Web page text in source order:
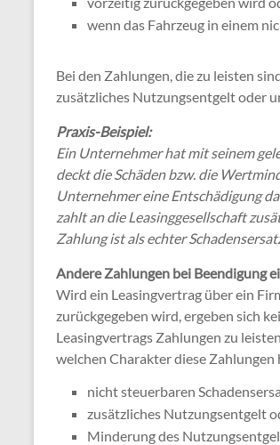
wenn das Fahrzeug in einem
Bei den Zahlungen, die zu leisten
zusätzliches Nutzungsentgelt oder
Praxis-Beispiel:
Ein Unternehmer hat mit seinem
deckt die Schäden bzw. die
Unternehmer eine Entschädigung
zahlt an die Leasinggesellschaft
Zahlung ist als echter
Andere Zahlungen bei Beendigung
Wird ein Leasingvertrag über ein
zurückgegeben wird, ergeben sich
Leasingvertrags Zahlungen zu
welchen Charakter diese Zahlungen
nicht steuerbaren
zusätzliches Nutzungsentgelt
Minderung des